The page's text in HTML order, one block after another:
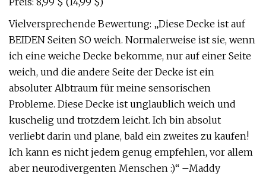
Vielversprechende Bewertung: „Diese Decke ist auf
BEIDEN Seiten SO weich. Normalerweise ist sie, wenn
ich eine weiche Decke bekomme, nur auf einer Seite
weich, und die andere Seite der Decke ist ein
absoluter Albtraum für meine sensorischen
Probleme. Diese Decke ist unglaublich weich und
kuschelig und trotzdem leicht. Ich bin absolut
verliebt darin und plane, bald ein zweites zu kaufen!
Ich kann es nicht jedem genug empfehlen, vor allem
aber neurodivergenten Menschen :)“ –Maddy